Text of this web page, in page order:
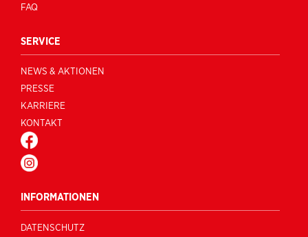
FAQ
SERVICE
NEWS & AKTIONEN
PRESSE
KARRIERE
KONTAKT
FACEBOOK
INSTAGRAM
INFORMATIONEN
DATENSCHUTZ